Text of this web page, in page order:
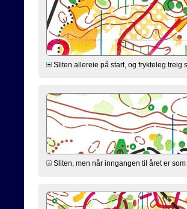
Sliten allereie på start, og frykteleg
Sliten, men når inngangen til året er